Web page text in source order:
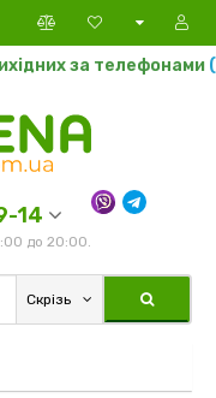
14
до 20:00.
Скрізь
за телефонами